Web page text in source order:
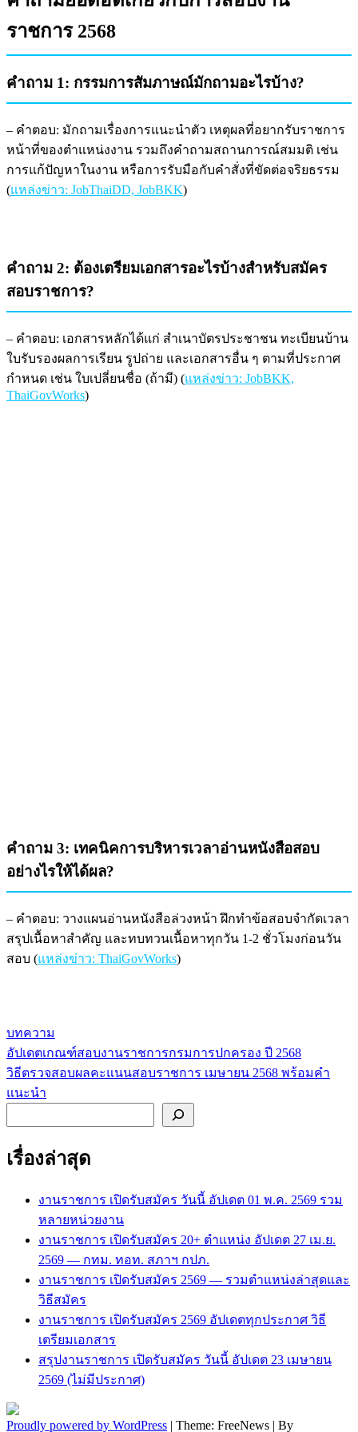
ราชการ 2568
คำถาม 1: กรรมการสัมภาษณ์มักถามอะไรบ้าง?
– คำตอบ: มักถามเรื่องการแนะนำตัว เหตุผลที่อยากรับราชการ
หน้าที่ของตำแหน่งงาน รวมถึงคำถามสถานการณ์สมมติ เช่น
การแก้ปัญหาในงาน หรือการรับมือกับคำสั่งที่ขัดต่อจริยธรรม
(แหล่งข่าว: JobThaiDD, JobBKK)
คำถาม 2: ต้องเตรียมเอกสารอะไรบ้างสำหรับสมัคร
สอบราชการ?
– คำตอบ: เอกสารหลักได้แก่ สำเนาบัตรประชาชน ทะเบียนบ้าน
ใบรับรองผลการเรียน รูปถ่าย และเอกสารอื่น ๆ ตามที่ประกาศ
กำหนด เช่น ใบเปลี่ยนชื่อ (ถ้ามี) (แหล่งข่าว: JobBKK,
ThaiGovWorks)
คำถาม 3: เทคนิคการบริหารเวลาอ่านหนังสือสอบ
อย่างไรให้ได้ผล?
– คำตอบ: วางแผนอ่านหนังสือล่วงหน้า ฝึกทำข้อสอบจำกัดเวลา
สรุปเนื้อหาสำคัญ และทบทวนเนื้อหาทุกวัน 1-2 ชั่วโมงก่อนวัน
สอบ (แหล่งข่าว: ThaiGovWorks)
บทความ
แนะแนว
เรื่อง
อัปเดตเกณฑ์สอบงานราชการกรมการปกครอง ปี 2568
วิธีตรวจสอบผลคะแนนสอบราชการ เมษายน 2568 พร้อมคำ
แนะนำ
เรื่องล่าสุด
งานราชการ เปิดรับสมัคร วันนี้ อัปเดต 01 พ.ค. 2569 รวม
หลายหน่วยงาน
งานราชการ เปิดรับสมัคร 20+ ตำแหน่ง อัปเดต 27 เม.ย.
2569 — กทม. ทอท. สภาฯ กปภ.
งานราชการ เปิดรับสมัคร 2569 — รวมตำแหน่งล่าสุดและ
วิธีสมัคร
งานราชการ เปิดรับสมัคร 2569 อัปเดตทุกประกาศ วิธี
เตรียมเอกสาร
สรุปงานราชการ เปิดรับสมัคร วันนี้ อัปเดต 23 เมษายน
2569 (ไม่มีประกาศ)
Proudly powered by WordPress | Theme: FreeNews | By